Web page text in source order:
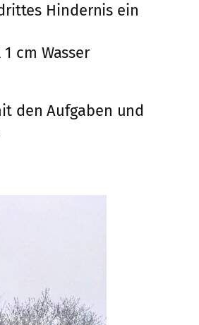
Hindernis ein
cm Wasser
den Aufgaben und